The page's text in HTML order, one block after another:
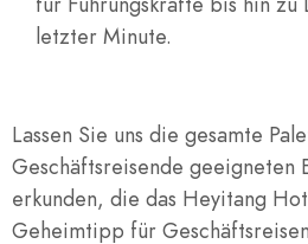
letzter Minute.
Lassen Sie uns die gesamte
Geschäftsreisende geeigneten
erkunden, die das Heyitang
Geheimtipp für